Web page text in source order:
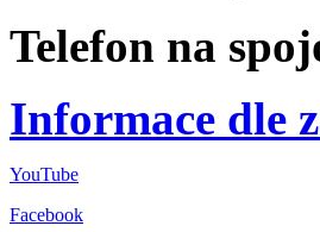
Telefon na
Informace dle
YouTube
Facebook